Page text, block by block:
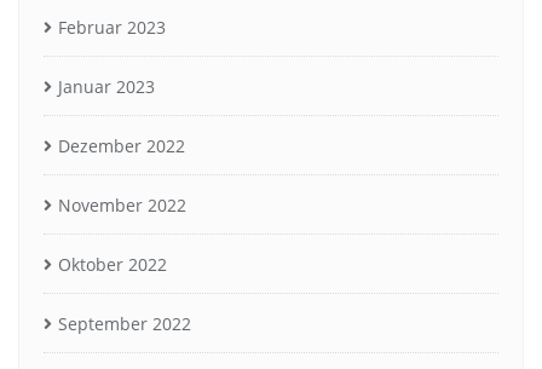
Februar 2023
Januar 2023
Dezember 2022
November 2022
Oktober 2022
September 2022